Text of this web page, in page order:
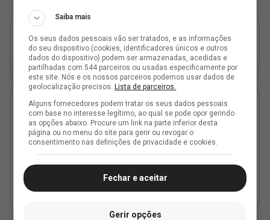
Saiba mais
Os seus dados pessoais vão ser tratados, e as informações
do seu dispositivo (cookies, identificadores únicos e outros
dados do dispositivo) podem ser armazenadas, acedidas e
partilhadas com 544 parceiros ou usadas especificamente por
este site. Nós e os nossos parceiros podemos usar dados de
geolocalização precisos. Lista de parceiros.
Alguns fornecedores podem tratar os seus dados pessoais
com base no interesse legítimo, ao qual se pode opor gerindo
as opções abaixo. Procure um link na parte inferior desta
página ou no menu do site para gerir ou revogar o
consentimento nas definições de privacidade e cookies.
Fechar e aceitar
Gerir opções